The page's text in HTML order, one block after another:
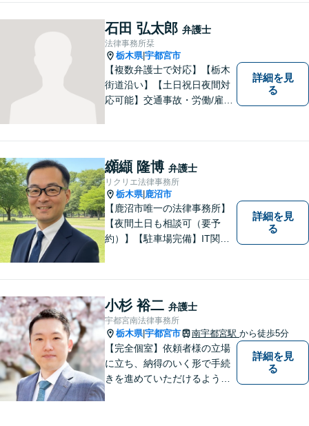
日本労働弁護団（労働者側の
弁護士団体）に所属していま
す。
石田 弘太郎 弁護士
法律事務所栞
栃木県|宇都宮市
【複数弁護士で対応】【栃木
街道沿い】【土日祝日夜間対
応可能】交通事故・労働/雇用
す。是非一度ご相談くださ
い。
詳細を見
る
纐纈 隆博 弁護士
リクリエ法律事務所
栃木県| 鹿沼市
【鹿沼市唯一の法律事務所】
【夜間土日も相談可（要予
約）】【駐車場完備】IT関連
ております。お気軽にお問合
せ下さい。
詳細を見
る
小杉 裕二 弁護士
宇都宮南法律事務所
栃木県|宇都宮市 南宇都宮駅 から徒歩5分
【完全個室】依頼者様の立場
に立ち、納得のいく形で手続
きを進めていただけるよう、
詳細を見
る